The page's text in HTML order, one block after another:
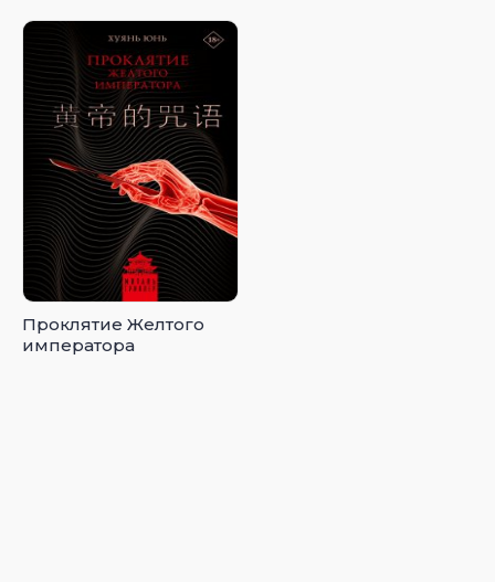
Проклятие Желтого
императора